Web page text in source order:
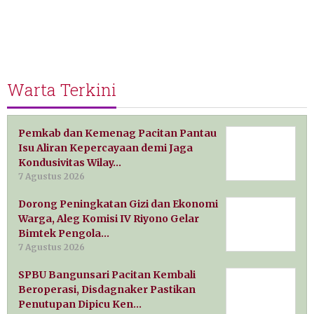
Warta Terkini
Pemkab dan Kemenag Pacitan Pantau
Isu Aliran Kepercayaan demi Jaga
Kondusivitas Wilay…
7 Agustus 2026
Dorong Peningkatan Gizi dan Ekonomi
Warga, Aleg Komisi IV Riyono Gelar
Bimtek Pengola…
7 Agustus 2026
SPBU Bangunsari Pacitan Kembali
Beroperasi, Disdagnaker Pastikan
Penutupan Dipicu Ken…